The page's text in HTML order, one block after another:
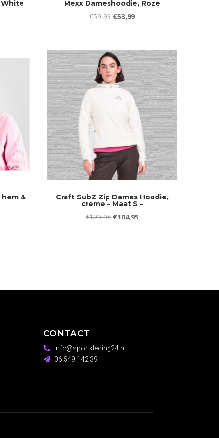
White Mexx Dameshoodie, Roze
€59,99 Oorspronkelijke
€59,99.
€53,99Huidige
€53,99.
& Craft SubZ Zip Dames Hoodie,
creme – Maat S –
€129,95 Oorspronkelijke
€104,95
CONTACT
info@sportkleding24.nl
06 549 142 39